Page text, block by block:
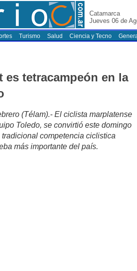
Catamarca
Jueves 06 de
Turismo Salud Ciencia y Tecno
es tetracampeón en la
(Télam).- El ciclista marplatense
Toledo, se convirtió este domingo
competencia ciclistica
más importante del país.